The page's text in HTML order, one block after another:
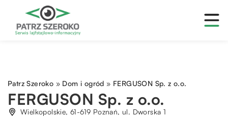
Patrz Szeroko » Dom i ogród » FERGUSON Sp. z o.o.
FERGUSON Sp. z o.o.
Wielkopolskie, 61-619 Poznań, ul. Dworska 1